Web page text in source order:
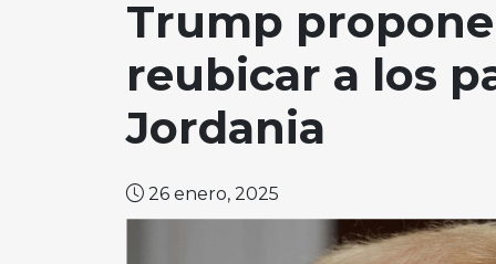
Trump propone
reubicar a los
Jordania
26 enero, 2025